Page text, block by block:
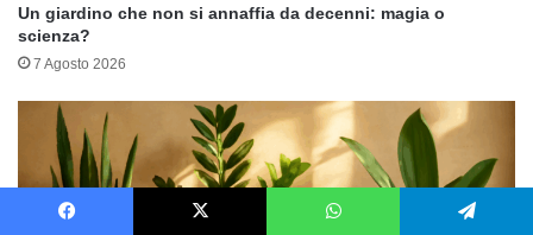
Un giardino che non si annaffia da decenni: magia o
scienza?
7 Agosto 2026